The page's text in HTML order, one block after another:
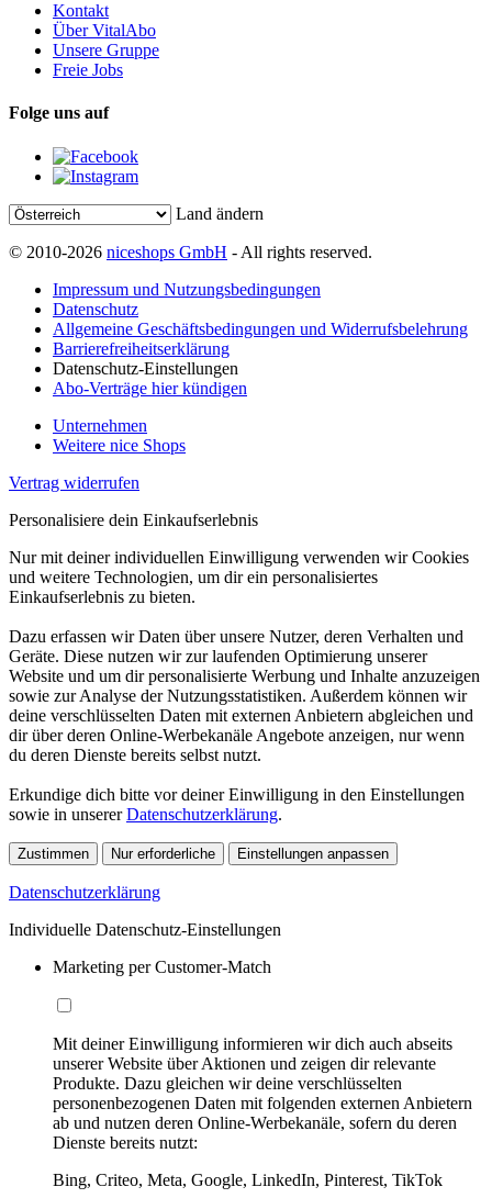
Kontakt
Über VitalAbo
Unsere Gruppe
Freie Jobs
Folge uns auf
Land ändern
© 2010-2026 niceshops GmbH - All rights reserved.
Impressum und Nutzungsbedingungen
Datenschutz
Allgemeine Geschäftsbedingungen und Widerrufsbelehrung
Barrierefreiheitserklärung
Datenschutz-Einstellungen
Abo-Verträge hier kündigen
Unternehmen
Weitere nice Shops
Vertrag widerrufen
Personalisiere dein Einkaufserlebnis
Nur mit deiner individuellen Einwilligung verwenden wir Cookies
und weitere Technologien, um dir ein personalisiertes
Einkaufserlebnis zu bieten.
Dazu erfassen wir Daten über unsere Nutzer, deren Verhalten und
Geräte. Diese nutzen wir zur laufenden Optimierung unserer
Website und um dir personalisierte Werbung und Inhalte anzuzeigen
sowie zur Analyse der Nutzungsstatistiken. Außerdem können wir
deine verschlüsselten Daten mit externen Anbietern abgleichen und
dir über deren Online-Werbekanäle Angebote anzeigen, nur wenn
du deren Dienste bereits selbst nutzt.
Erkundige dich bitte vor deiner Einwilligung in den Einstellungen
sowie in unsererDatenschutzerklärung.
Zustimmen Nur erforderliche Einstellungen anpassen
Datenschutzerklärung
Individuelle Datenschutz-Einstellungen
Marketing per Customer-Match
Mit deiner Einwilligung informieren wir dich auch abseits
unserer Website über Aktionen und zeigen dir relevante
Produkte. Dazu gleichen wir deine verschlüsselten
personenbezogenen Daten mit folgenden externen Anbietern
ab und nutzen deren Online-Werbekanäle, sofern du deren
Dienste bereits nutzt:
Bing, Criteo, Meta, Google, LinkedIn, Pinterest, TikTok